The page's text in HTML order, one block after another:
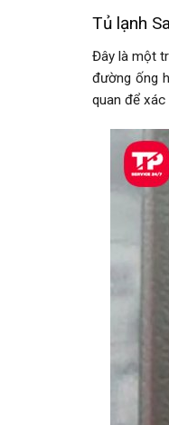
Tủ lạnh
Đây là một
đường ống
quan để xác